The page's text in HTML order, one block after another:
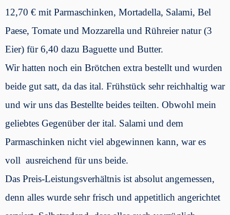
12,70 € mit Parmaschinken, Mortadella, Salami, Bel
Paese, Tomate und Mozzarella und Rühreier natur (3
Eier) für 6,40 dazu Baguette und Butter.
Wir hatten noch ein Brötchen extra bestellt und wurden
beide gut satt, da das ital. Frühstück sehr reichhaltig war
und wir uns das Bestellte beides teilten. Obwohl mein
geliebtes Gegenüber der ital. Salami und dem
Parmaschinken nicht viel abgewinnen kann, war es
voll ausreichend für uns beide.
Das Preis-Leistungsverhältnis ist absolut angemessen,
denn alles wurde sehr frisch und appetitlich angerichtet